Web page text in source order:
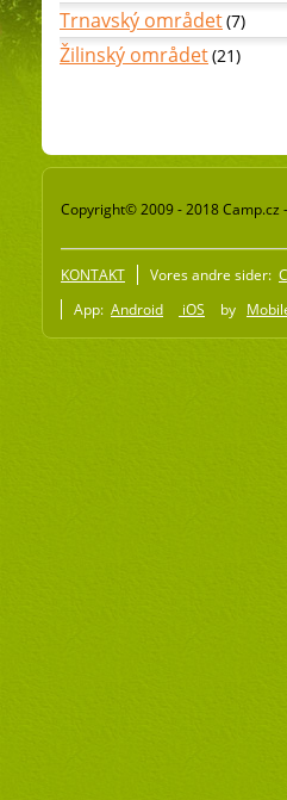
Trnavský området(7)
Žilinský området(21)
Copyright© 2009 - 2018
KONTAKT Vores andre sider:
App: Android iOS by